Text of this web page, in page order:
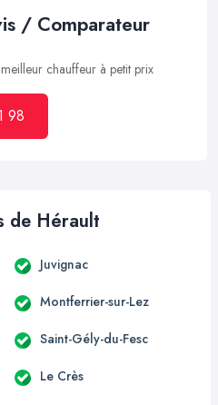
/ Comparateur
chauffeur à petit prix
98
de Hérault
Juvignac
Montferrier-sur-Lez
Saint-Gély-du-Fesc
Le Crès